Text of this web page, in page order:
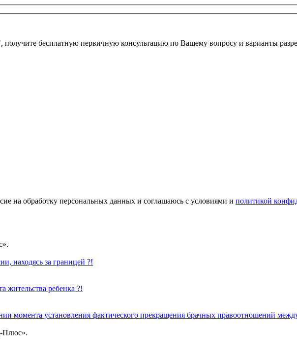
бесплатную первичную консультацию по Вашему вопросу и варианты
на обработку персональных данных и соглашаюсь с условиями и политикой
находясь за границей ?!
жительства ребенка ?!
момента установления фактического прекращения брачных правоотношений
Плюс».